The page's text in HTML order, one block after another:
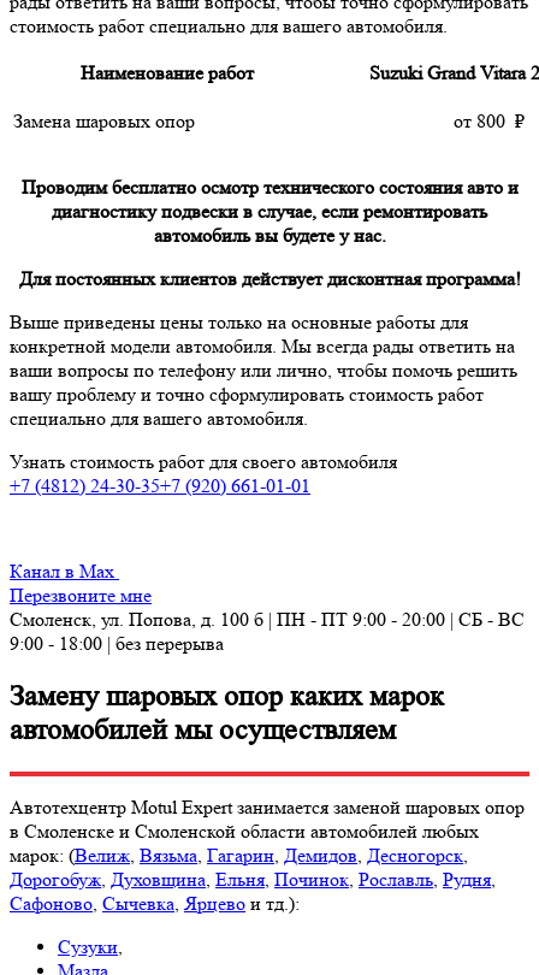
стоимость работ специально для вашего автомобиля.
Наименование работ Suzuki Grand Vitara
Замена шаровых опор от 800 ₽
Проводим бесплатно осмотр технического состояния авто и
диагностику подвески в случае, если ремонтировать
автомобиль вы будете у нас.
Для постоянных клиентов действует дисконтная программа!
Выше приведены цены только на основные работы для
конкретной модели автомобиля. Мы всегда рады ответить на
ваши вопросы по телефону или лично, чтобы помочь решить
вашу проблему и точно сформулировать стоимость работ
специально для вашего автомобиля.
Узнать стоимость работ для своего автомобиля
+7 (4812) 24-30-35+7 (920) 661-01-01
Канал в Max
Перезвоните мне
Смоленск, ул. Попова, д. 100 б | ПН - ПТ 9:00 - 20:00 | СБ - ВС
9:00 - 18:00 | без перерыва
Замену шаровых опор каких марок
автомобилей мы осуществляем
Автотехцентр Motul Expert занимается заменой шаровых опор
в Смоленске и Смоленской области автомобилей любых
марок: (Велиж, Вязьма, Гагарин, Демидов, Десногорск,
Дорогобуж, Духовщина, Ельня, Починок, Рославль, Рудня,
Сафоново, Сычевка,Ярцево и тд.):
Сузуки,